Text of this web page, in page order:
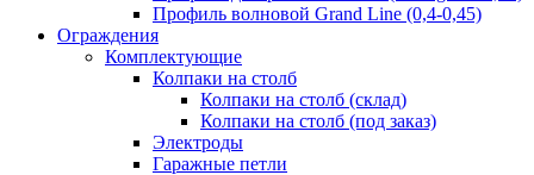
Профиль волновой Grand Line (0,4-0,45)
Ограждения
Комплектующие
Колпаки на столб
Колпаки на столб (склад)
Колпаки на столб (под заказ)
Электроды
Гаражные петли